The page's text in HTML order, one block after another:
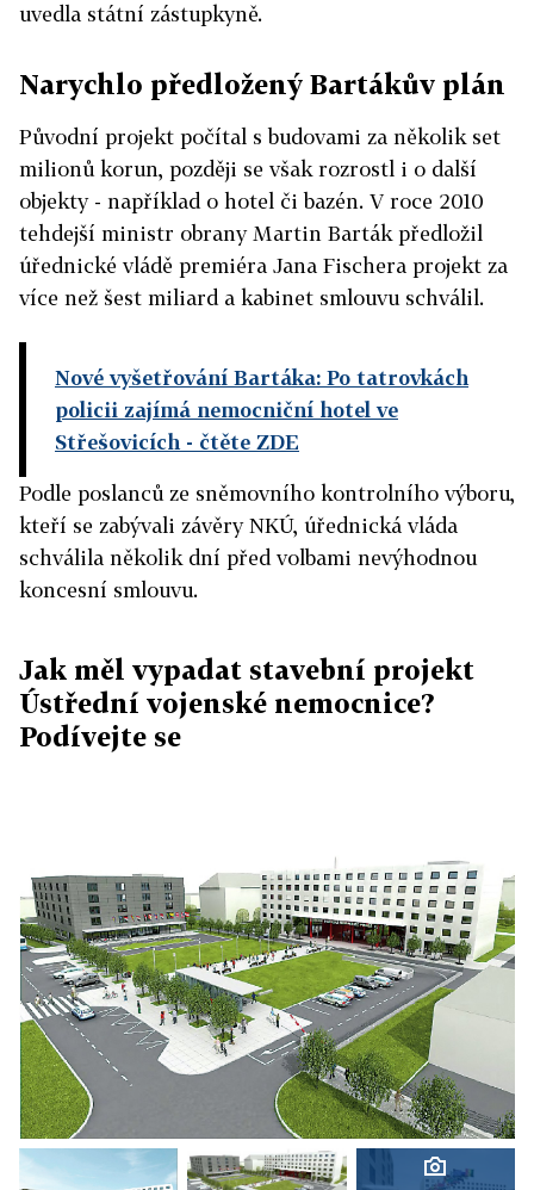
uvedla státní zástupkyně.
Narychlo předložený Bartákův plán
Původní projekt počítal s budovami za několik set
milionů korun, později se však rozrostl i o další
objekty - například o hotel či bazén. V roce 2010
tehdejší ministr obrany Martin Barták předložil
úřednické vládě premiéra Jana Fischera projekt za
více než šest miliard a kabinet smlouvu schválil.
Nové vyšetřování Bartáka: Po tatrovkách
policii zajímá nemocniční hotel ve
Střešovicích - čtěte ZDE
Podle poslanců ze sněmovního kontrolního výboru,
kteří se zabývali závěry NKÚ, úřednická vláda
schválila několik dní před volbami nevýhodnou
koncesní smlouvu.
Jak měl vypadat stavební projekt
Ústřední vojenské nemocnice?
Podívejte se